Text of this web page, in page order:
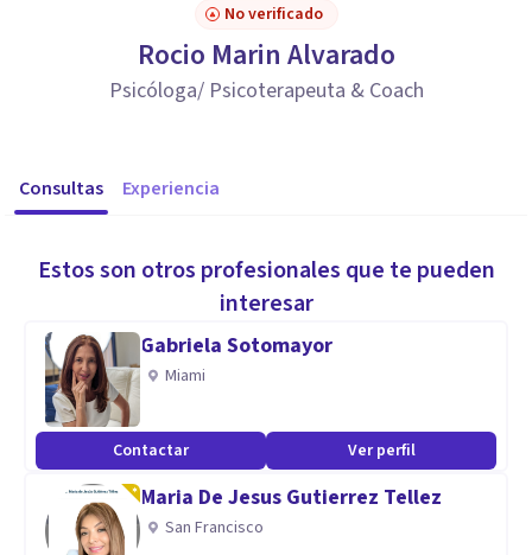
No verificado
Rocio Marin Alvarado
Psicóloga/ Psicoterapeuta & Coach
Consultas Experiencia
Estos son otros profesionales que te pueden
interesar
Gabriela Sotomayor
Miami
Contactar Ver perfil
Maria De Jesus Gutierrez Tellez
San Francisco